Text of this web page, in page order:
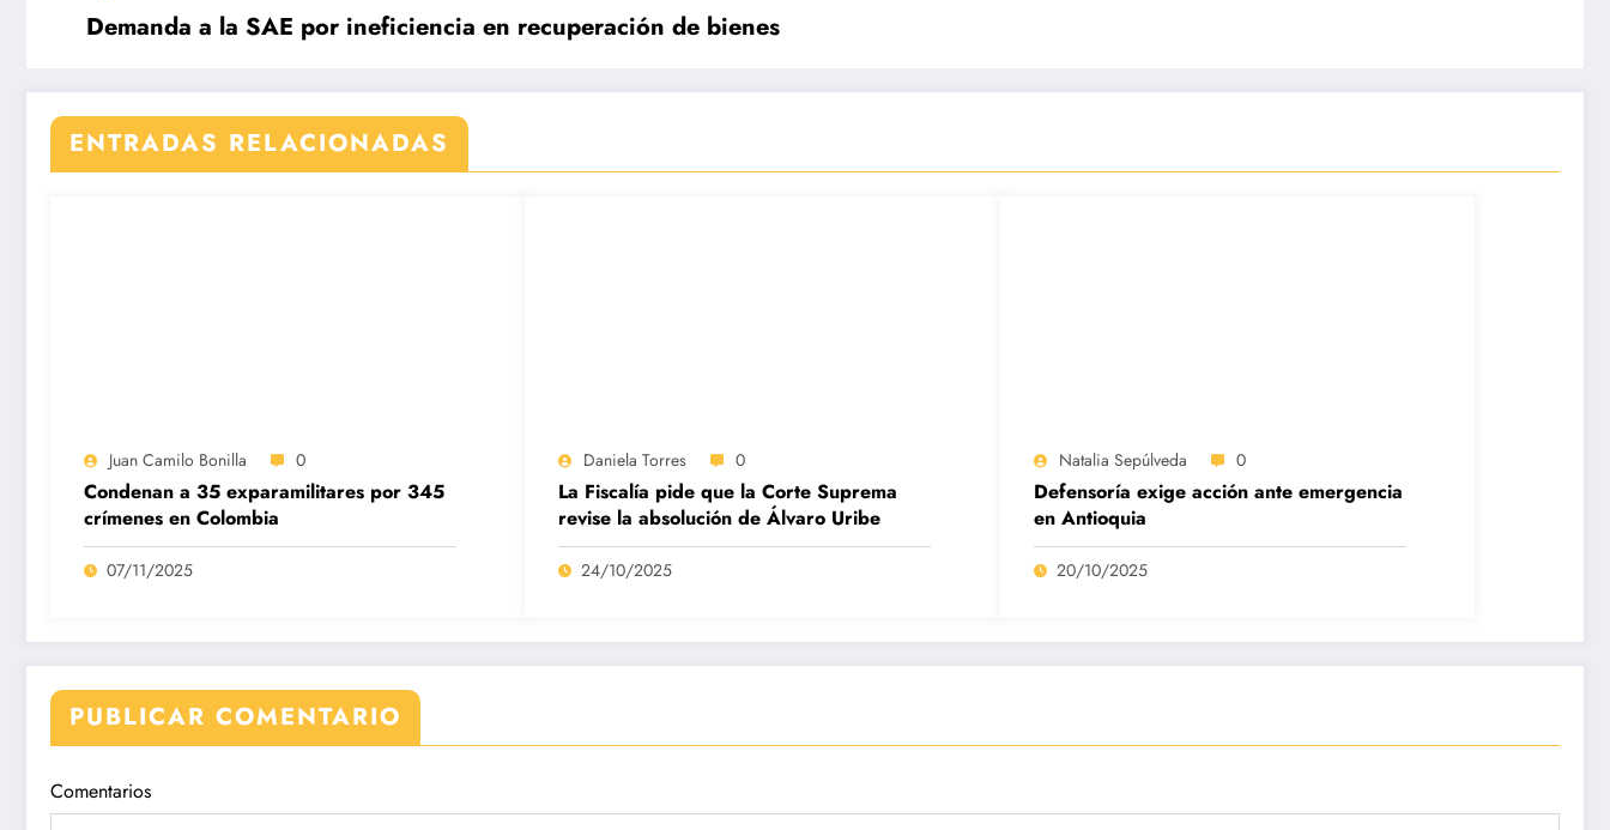
Demanda a la SAE por ineficiencia en recuperación de bienes
ENTRADAS RELACIONADAS
Juan Camilo Bonilla 0
Condenan a 35 exparamilitares por 345
crímenes en Colombia
07/11/2025
Daniela Torres 0
La Fiscalía pide que la Corte Suprema
revise la absolución de Álvaro Uribe
24/10/2025
Natalia Sepúlveda 0
Defensoría exige acción ante emergencia
en Antioquia
20/10/2025
PUBLICAR COMENTARIO
Comentarios